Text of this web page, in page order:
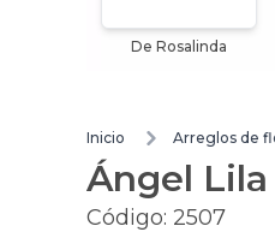
De Rosalinda
Inicio Arreglos de
Ángel
Código: 2507